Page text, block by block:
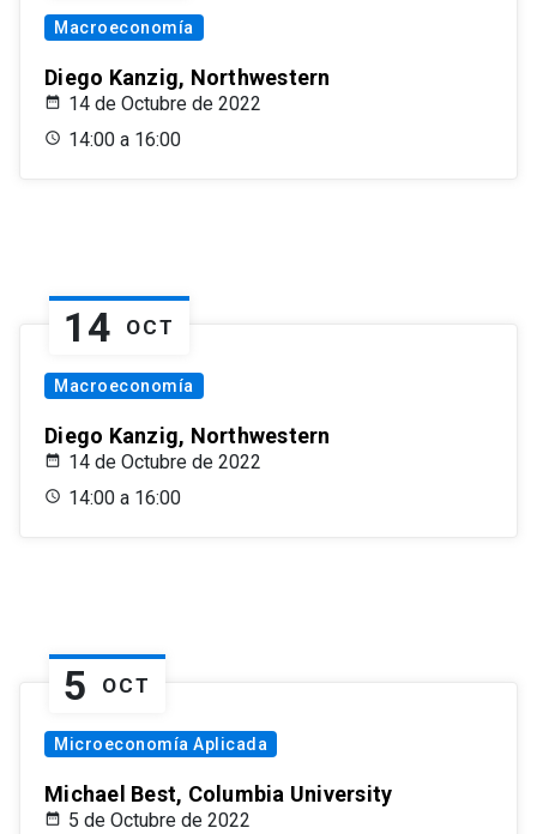
Macroeconomía
Diego Kanzig, Northwestern
14 de Octubre de 2022
14:00 a 16:00
14 OCT
Macroeconomía
Diego Kanzig, Northwestern
14 de Octubre de 2022
14:00 a 16:00
5 OCT
Microeconomía Aplicada
Michael Best, Columbia University
5 de Octubre de 2022